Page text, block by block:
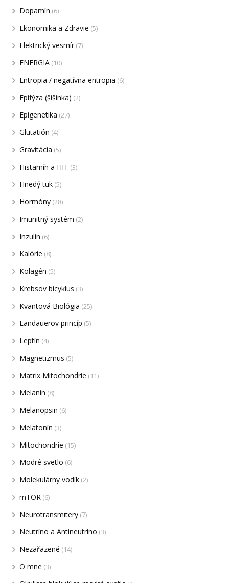
Dopamín (6)
Ekonomika a Zdravie (5)
Elektrický vesmír (7)
ENERGIA (10)
Entropia / negatívna entropia (6)
Epifýza (šišinka) (2)
Epigenetika (27)
Glutatión (4)
Gravitácia (5)
Histamín a HIT (3)
Hnedý tuk (5)
Hormóny (28)
Imunitný systém (2)
Inzulín (6)
Kalórie (8)
Kolagén (5)
Krebsov bicyklus (3)
Kvantová Biológia (25)
Landauerov princíp (5)
Leptín (4)
Magnetizmus (5)
Matrix Mitochondrie (11)
Melanín (8)
Melanopsin (6)
Melatonín (3)
Mitochondrie (15)
Modré svetlo (6)
Molekulárny vodík (2)
mTOR (6)
Neurotransmitery (7)
Neutríno a Antineutríno (3)
Nezařazené (14)
O mne (3)